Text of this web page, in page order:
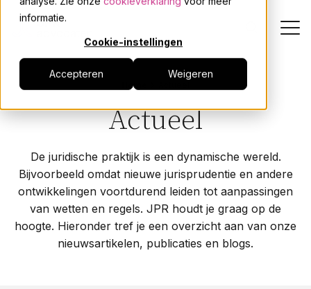
informatie.
Cookie-instellingen
Accepteren Weigeren
Dienstverlening
Actueel
Over JPR
Home
Actueel
De juridische praktijk is een dynamische wereld.
Bijvoorbeeld omdat nieuwe jurisprudentie en andere
ontwikkelingen voortdurend leiden tot aanpassingen
van wetten en regels. JPR houdt je graag op de
hoogte. Hieronder tref je een overzicht aan van onze
nieuwsartikelen, publicaties en blogs.